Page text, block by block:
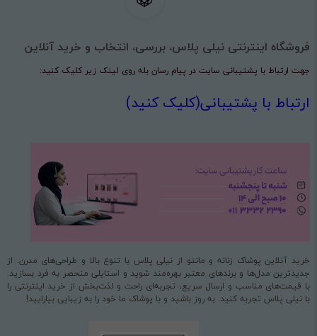
فروشگاه اینترنتی نیلی پلاس، بررسی، انتخاب و خرید آنلاین
جهت ارتباط با پشتیبانی سایت در پیام رسان بله روی لینک زیر کلیک کنید:
ارتباط با پشتیبانی(کلیک کنید)
خرید آنلاین پوشاک زنانه و مانتو از نیلی پلاس با تنوع بالا و طراحی‌های مدرن. از
جدیدترین مدل‌ها و برندهای معتبر بهره‌مند شوید و استایلی منحصر به فرد بسازید.
با قیمت‌های مناسب و ارسال سریع، تجربه‌ای راحت و لذت‌بخش از خرید اینترنتی را
با نیلی پلاس تجربه کنید. به روز باشید و با پوشاک ما خود را به زیبایی بیارایید!